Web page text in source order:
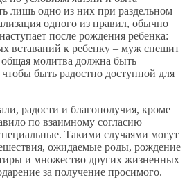
лишь одно из них при раздельном
одного из правил, обычно
после рождения ребенка:
вставаний к ребенку – муж спешит
молитва должна быть
быть радостно доступной для
радости и благополучия, кроме
по взаимному согласию
Такими случаями могут
ожидаемые роды, рождение
и множество других жизненных
за получение просимого.